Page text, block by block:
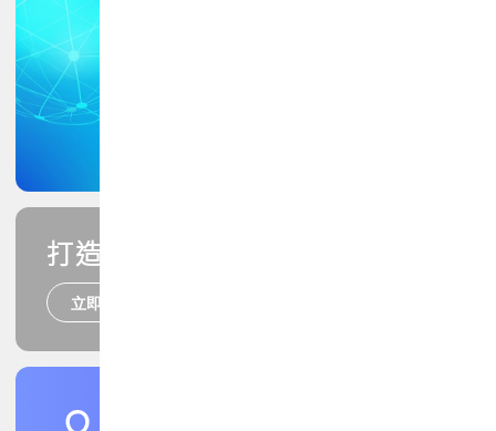
打造您的PCB專業技能
立即報名